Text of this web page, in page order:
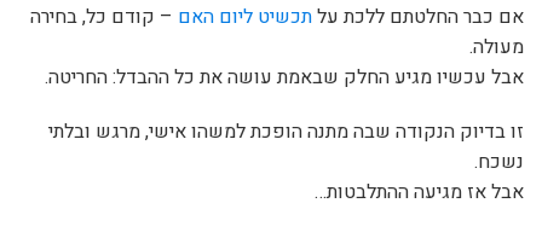
אם כבר החלטתם ללכת עלתכשיט ליום האם – קודם כל, בחירה
מעולה.
אבל עכשיו מגיע החלק שבאמת עושה את כל ההבדל: החריטה.
זו בדיוק הנקודה שבה מתנה הופכת למשהו אישי, מרגש ובלתי
נשכח.
אבל אז מגיעה ההתלבטות…